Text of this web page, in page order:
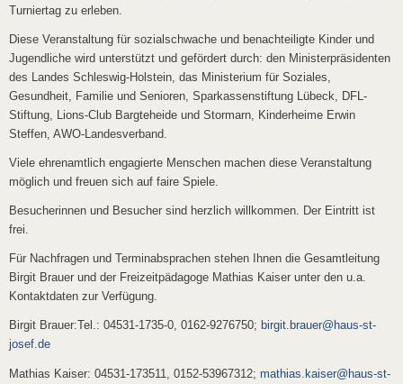
Turniertag zu erleben.
Diese Veranstaltung für sozialschwache und benachteiligte Kinder und
Jugendliche wird unterstützt und gefördert durch: den Ministerpräsidenten
des Landes Schleswig-Holstein, das Ministerium für Soziales,
Gesundheit, Familie und Senioren, Sparkassenstiftung Lübeck, DFL-
Stiftung, Lions-Club Bargteheide und Stormarn, Kinderheime Erwin
Steffen, AWO-Landesverband.
Viele ehrenamtlich engagierte Menschen machen diese Veranstaltung
möglich und freuen sich auf faire Spiele.
Besucherinnen und Besucher sind herzlich willkommen. Der Eintritt ist
frei.
Für Nachfragen und Terminabsprachen stehen Ihnen die Gesamtleitung
Birgit Brauer und der Freizeitpädagoge Mathias Kaiser unter den u.a.
Kontaktdaten zur Verfügung.
Birgit Brauer:Tel.: 04531-1735-0, 0162-9276750; birgit.brauer@haus-st-
josef.de
Mathias Kaiser: 04531-173511, 0152-53967312; mathias.kaiser@haus-st-